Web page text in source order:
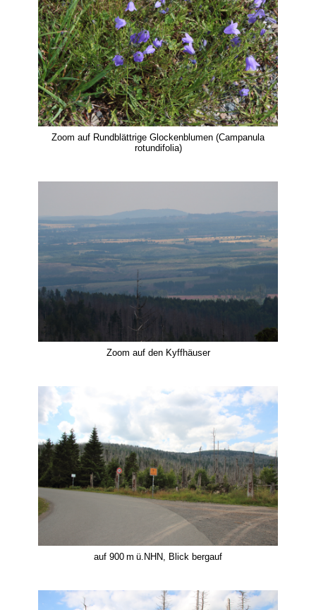
Zoom auf Rundblättrige Glockenblumen (Campanula
rotundifolia)
Zoom auf den Kyffhäuser
auf 900 m ü.NHN, Blick bergauf